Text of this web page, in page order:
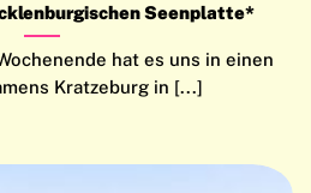
Seenplatte*
hat es uns in einen
Kratzeburg in [...]